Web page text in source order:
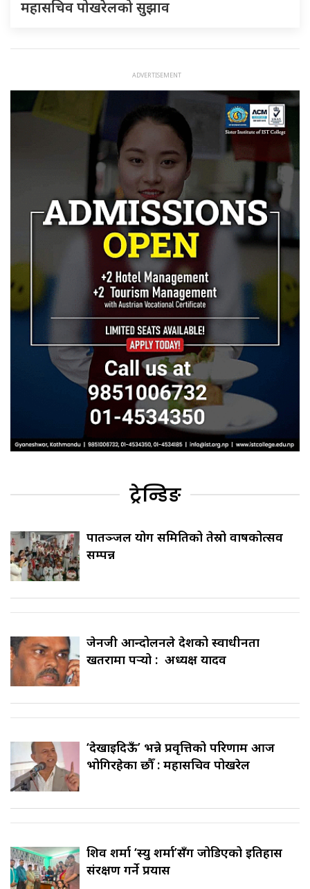
महासचिव पोखरेलको सुझाव
ट्रेन्डिङ
पातञ्जल योग समितिको तेस्रो वार्षिकोत्सव
सम्पन्न
जेनजी आन्दोलनले देशको स्वाधीनता
खतरामा पर्‍यो : अध्यक्ष यादव
‘देखाइदिऊँ’ भन्ने प्रवृत्तिको परिणाम आज
भोगिरहेका छौँ : महासचिव पोखरेल
शिव शर्मा ‘स्यु शर्मा’सँग जोडिएको इतिहास
संरक्षण गर्ने प्रयास